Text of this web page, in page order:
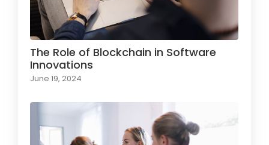
The Role of Blockchain in Software
Innovations
June 19, 2024